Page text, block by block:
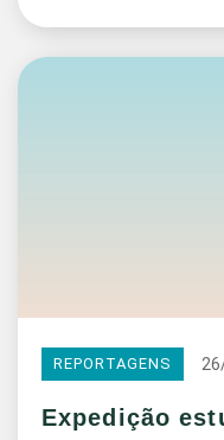
REPORTAGENS
Expedição